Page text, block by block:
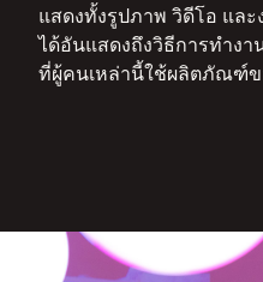
แสดงทั้งรูปภาพ วิดีโอ แล
ได้อันแสดงถึงวิธีการทำง
ที่ผู้คนเหล่านี้ใช้ผลิตภัณฑ์ข